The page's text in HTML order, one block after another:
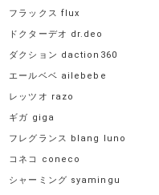
フラックス flux
ドクターデオ dr.deo
ダクション daction360
エールベベ ailebebe
レッツオ razo
ギガ giga
フレグランス blang luno
コネコ coneco
シャーミング syamingu